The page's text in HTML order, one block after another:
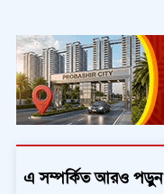
এ সম্পর্কিত আরও পড়ুন